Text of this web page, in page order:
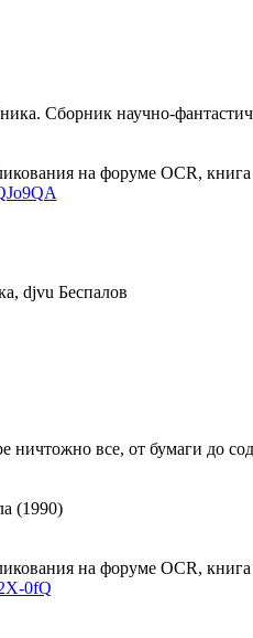
Сборник научно-
на форуме OCR, книга
djvu Беспалов
все, от бумаги до
(1990)
на форуме OCR, книга
0fQ